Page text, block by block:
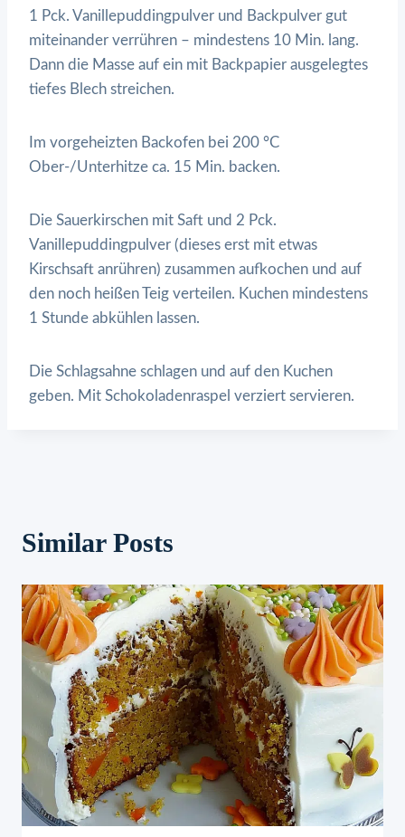
1 Pck. Vanillepuddingpulver und Backpulver gut
miteinander verrühren – mindestens 10 Min. lang.
Dann die Masse auf ein mit Backpapier ausgelegtes
tiefes Blech streichen.
Im vorgeheizten Backofen bei 200 °C
Ober-/Unterhitze ca. 15 Min. backen.
Die Sauerkirschen mit Saft und 2 Pck.
Vanillepuddingpulver (dieses erst mit etwas
Kirschsaft anrühren) zusammen aufkochen und auf
den noch heißen Teig verteilen. Kuchen mindestens
1 Stunde abkühlen lassen.
Die Schlagsahne schlagen und auf den Kuchen
geben. Mit Schokoladenraspel verziert servieren.
Similar Posts